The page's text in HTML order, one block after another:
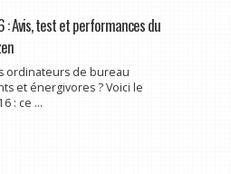
: Avis, test et performances du
ordinateurs de bureau
et énergivores ? Voici le
: ce ...